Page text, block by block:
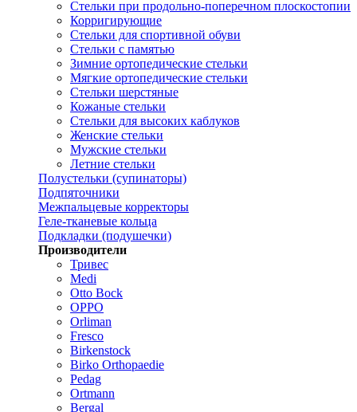
Стельки при продольно-поперечном плоскостопии
Корригирующие
Стельки для спортивной обуви
Стельки с памятью
Зимние ортопедические стельки
Мягкие ортопедические стельки
Стельки шерстяные
Кожаные стельки
Стельки для высоких каблуков
Женские стельки
Мужские стельки
Летние стельки
Полустельки (супинаторы)
Подпяточники
Межпальцевые корректоры
Геле-тканевые кольца
Подкладки (подушечки)
Производители
Тривес
Medi
Otto Bock
OPPO
Orliman
Fresco
Birkenstock
Birko Orthopaedie
Pedag
Ortmann
Bergal